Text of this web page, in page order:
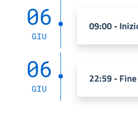
06
GIU
09:00 -
06
GIU
22:59 -